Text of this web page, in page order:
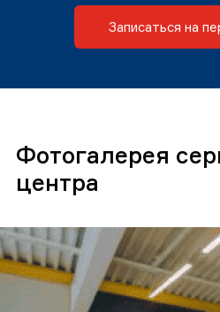
Записаться на
Фотогалерея
центра